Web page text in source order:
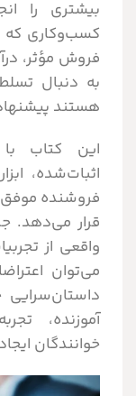
بیشتری را
کسب‌وکاری که
فروش مؤثر،
به دنبال
هستند
این کتاب با
اثبات‌شده،
فروشنده موفق
قرار می‌دهد.
واقعی از
می‌توان
داستان‌سرایی
آموزنده،
خوانندگان